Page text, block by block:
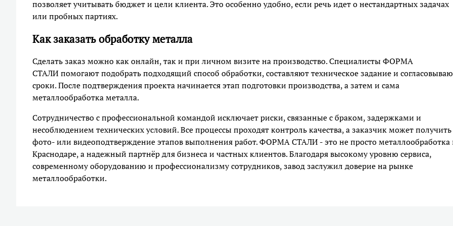
позволяет учитывать бюджет и цели клиента. Это особенно удобно, если речь идет о нестандартных задачах
или пробных партиях.
Как заказать обработку металла
Сделать заказ можно как онлайн, так и при личном визите на производство. Специалисты ФОРМА
СТАЛИ помогают подобрать подходящий способ обработки, составляют техническое задание и
сроки. После подтверждения проекта начинается этап подготовки производства, а затем и сама
металлообработка металла.
Сотрудничество с профессиональной командой исключает риски, связанные с браком, задержками и
несоблюдением технических условий. Все процессы проходят контроль качества, а заказчик может получить
фото- или видеоподтверждение этапов выполнения работ. ФОРМА СТАЛИ - это не просто металлообработка
Краснодаре, а надежный партнёр для бизнеса и частных клиентов. Благодаря высокому уровню сервиса,
современному оборудованию и профессионализму сотрудников, завод заслужил доверие на рынке
металлообработки.